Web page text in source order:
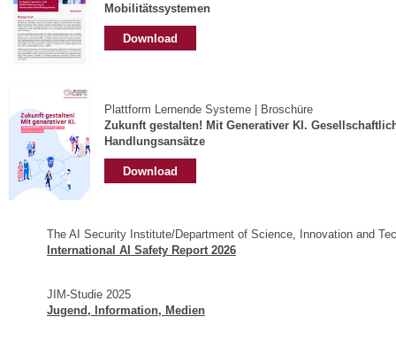
Mobilitätssystemen
Download
Plattform Lernende Systeme | Broschüre
Zukunft gestalten! Mit Generativer KI.
Handlungsansätze
Download
The AI Security Institute/Department of Science, Innovation and
International AI Safety Report 2026
JIM-Studie 2025
Jugend, Information, Medien